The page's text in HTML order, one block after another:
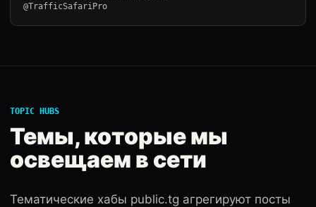
@TrafficSafariPro
TOPIC HUBS
Темы, которые мы
освещаем в сети
Тематические хабы public.tg агрегируют посты